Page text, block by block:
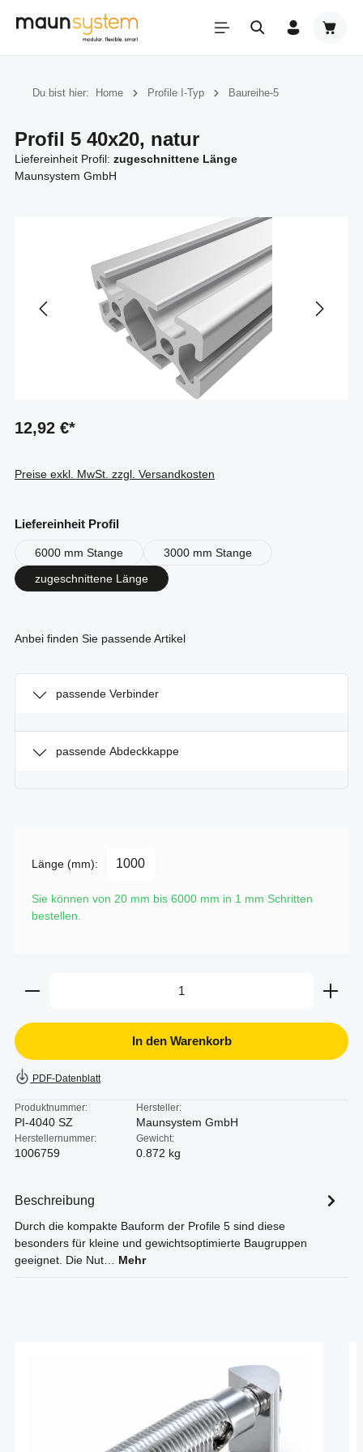
Zum Hauptinhalt springen
Du bist hier: Home Profile I-Typ Baureihe-5
Profil 5 40x20, natur
Liefereinheit Profil: zugeschnittene Länge
Maunsystem GmbH
12,92 €*
Preise exkl. MwSt. zzgl. Versandkosten
Liefereinheit Profilauswählen
6000 mm Stange
3000 mm Stange
zugeschnittene Länge
Anbei finden Sie passende Artikel
passende Verbinder
passende Abdeckkappe
Länge (mm):
Sie können von 20 mm bis 6000 mm in 1 mm Schritten
bestellen.
Produkt Anzahl: Gib den gewünschten Wert ein
In den Warenkorb
PDF-Datenblatt
Produktnummer:
PI-4040 SZ
Hersteller:
Maunsystem GmbH
Herstellernummer:
1006759
Gewicht:
0.872 kg
Beschreibung
Durch die kompakte Bauform der Profile 5 sind diese
besonders für kleine und gewichtsoptimierte Baugruppen
geeignet. Die Nut… Mehr